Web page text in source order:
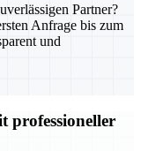
Partner?
Anfrage bis zum
und
professioneller